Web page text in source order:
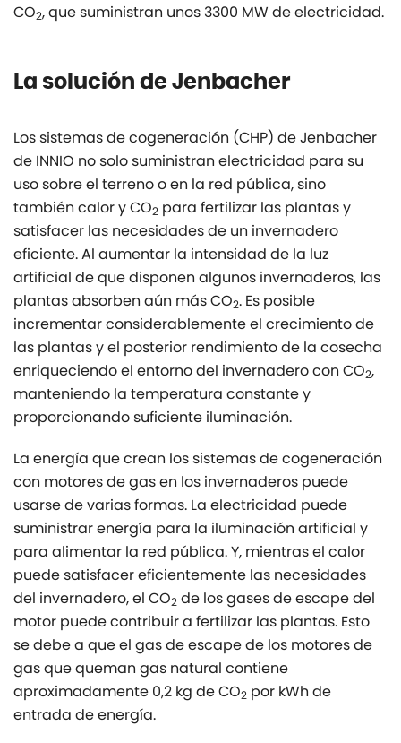
CO2, que suministran unos 3300 MW de electricidad.
La solución de Jenbacher
Los sistemas de cogeneración (CHP) de Jenbacher
de INNIO no solo suministran electricidad para su
uso sobre el terreno o en la red pública, sino
también calor y CO2 para fertilizar las plantas y
satisfacer las necesidades de un invernadero
eficiente. Al aumentar la intensidad de la luz
artificial de que disponen algunos invernaderos, las
plantas absorben aún más CO2. Es posible
incrementar considerablemente el crecimiento de
las plantas y el posterior rendimiento de la cosecha
enriqueciendo el entorno del invernadero con CO2,
manteniendo la temperatura constante y
proporcionando suficiente iluminación.
La energía que crean los sistemas de cogeneración
con motores de gas en los invernaderos puede
usarse de varias formas. La electricidad puede
suministrar energía para la iluminación artificial y
para alimentar la red pública. Y, mientras el calor
puede satisfacer eficientemente las necesidades
del invernadero, el CO2 de los gases de escape del
motor puede contribuir a fertilizar las plantas. Esto
se debe a que el gas de escape de los motores de
gas que queman gas natural contiene
aproximadamente 0,2 kg de CO2 por kWh de
entrada de energía.